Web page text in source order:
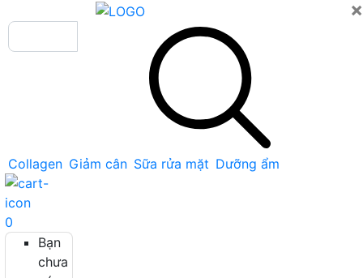
×
Collagen Giảm cân Sữa rửa mặt Dưỡng ẩm
0
Bạn
chưa